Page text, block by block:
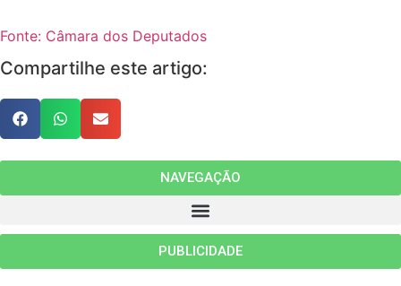
Fonte: Câmara dos Deputados
Compartilhe este artigo:
NAVEGAÇÃO
PUBLICIDADE